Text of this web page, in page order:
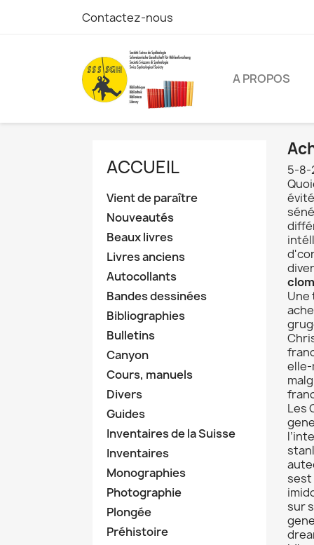
Contactez-nous
A PROPOS
ACCUEIL
Vient de paraître
Nouveautés
Beaux livres
Livres anciens
Autocollants
Bandes dessinées
Bibliographies
Bulletins
Canyon
Cours, manuels
Divers
Guides
Inventaires de la Suisse
Inventaires
Monographies
Photographie
Plongée
Préhistoire
5-8-
Une
elle-
Les
sest
sur